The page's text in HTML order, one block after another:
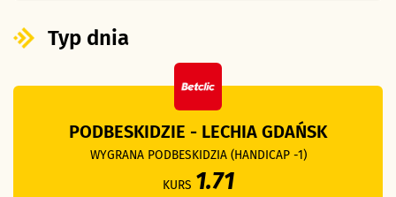
Typ dnia
PODBESKIDZIE - LECHIA GDAŃSK
WYGRANA PODBESKIDZIA (HANDICAP -1)
KURS 1.71